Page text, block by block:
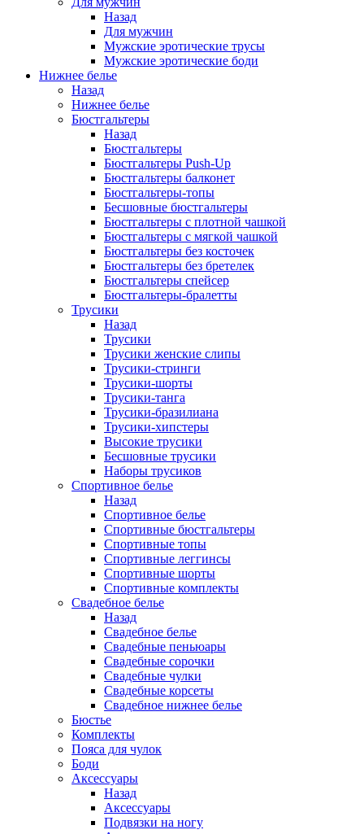
Назад
Для мужчин
Мужские эротические трусы
Мужские эротические боди
Нижнее белье
Назад
Нижнее белье
Бюстгальтеры
Назад
Бюстгальтеры
Бюстгальтеры Push-Up
Бюстгальтеры балконет
Бюстгальтеры-топы
Бесшовные бюстгальтеры
Бюстгальтеры с плотной чашкой
Бюстгальтеры с мягкой чашкой
Бюстгальтеры без косточек
Бюстгальтеры без бретелек
Бюстгальтеры спейсер
Бюстгальтеры-бралетты
Трусики
Назад
Трусики
Трусики женские слипы
Трусики-стринги
Трусики-шорты
Трусики-танга
Трусики-бразилиана
Трусики-хипстеры
Высокие трусики
Бесшовные трусики
Наборы трусиков
Спортивное белье
Назад
Спортивное белье
Спортивные бюстгальтеры
Спортивные топы
Спортивные леггинсы
Спортивные шорты
Спортивные комплекты
Свадебное белье
Назад
Свадебное белье
Свадебные пеньюары
Свадебные сорочки
Свадебные чулки
Свадебные корсеты
Свадебное нижнее белье
Бюстье
Комплекты
Пояса для чулок
Боди
Аксессуары
Назад
Аксессуары
Подвязки на ногу